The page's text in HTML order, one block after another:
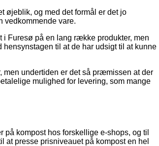
øjeblik, og med det formål er det jo
vedkommende vare.
i Furesø på en lang række produkter, men
til at de har udsigt til at kunne
men undertiden er det så præmissen at der
mulighed for levering, som mange
på kompost hos forskellige e-shops, og til
presse prisniveauet på kompost en hel